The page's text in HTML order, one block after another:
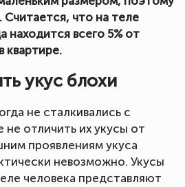
Считается, что на теле
всего 5% от
квартире.
укус блохи
не сталкивались с
отличить их укусы от
проявлениям укуса
невозможно. Укусы
человека представляют